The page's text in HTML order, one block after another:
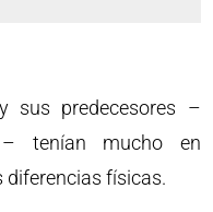
sus predecesores –
– tenían mucho en
diferencias físicas.